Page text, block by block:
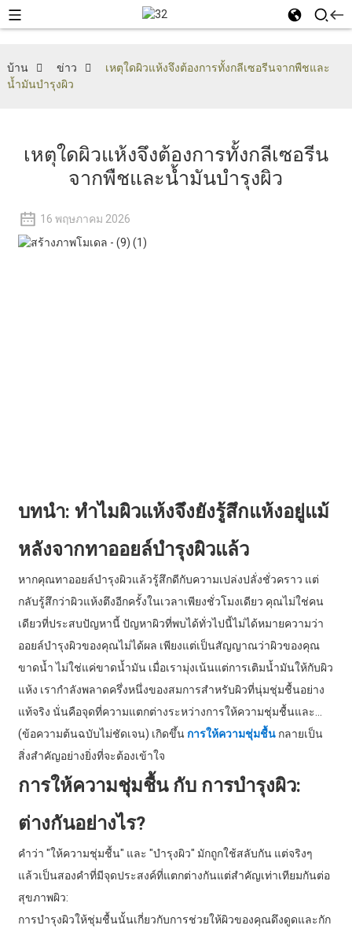
บ้าน ข่าว
เหตุใดผิวแห้งจึงต้องการทั้งกลีเซอรีนจากพืชและ
น้ำมันบำรุงผิว
เหตุใดผิวแห้งจึงต้องการทั้งกลีเซอรีน
จากพืชและน้ำมันบำรุงผิว
16 พฤษภาคม 2026
บทนำ: ทำไมผิวแห้งจึงยังรู้สึกแห้งอยู่แม้
หลังจากทาออยล์บำรุงผิวแล้ว
หากคุณทาออยล์บำรุงผิวแล้วรู้สึกดีกับความเปล่งปลั่งชั่วคราว แต่
กลับรู้สึกว่าผิวแห้งตึงอีกครั้งในเวลาเพียงชั่วโมงเดียว คุณไม่ใช่คน
เดียวที่ประสบปัญหานี้ ปัญหาผิวที่พบได้ทั่วไปนี้ไม่ได้หมายความว่า
ออยล์บำรุงผิวของคุณไม่ได้ผล เพียงแต่เป็นสัญญาณว่าผิวของคุณ
ขาดน้ำ ไม่ใช่แค่ขาดน้ำมัน เมื่อเรามุ่งเน้นแต่การเติมน้ำมันให้กับผิว
แห้ง เรากำลังพลาดครึ่งหนึ่งของสมการสำหรับผิวที่นุ่มชุ่มชื้นอย่าง
แท้จริง นั่นคือจุดที่ความแตกต่างระหว่างการให้ความชุ่มชื้นและ...
(ข้อความต้นฉบับไม่ชัดเจน) เกิดขึ้นการให้ความชุ่มชื้นกลายเป็น
สิ่งสำคัญอย่างยิ่งที่จะต้องเข้าใจ
การให้ความชุ่มชื้น กับ การบำรุงผิว:
ต่างกันอย่างไร?
คำว่า "ให้ความชุ่มชื้น" และ "บำรุงผิว" มักถูกใช้สลับกัน แต่จริงๆ
แล้วเป็นสองคำที่มีจุดประสงค์ที่แตกต่างกันแต่สำคัญเท่าเทียมกันต่อ
สุขภาพผิว:
การบำรุงผิวให้ชุ่มชื้นนั้นเกี่ยวกับการช่วยให้ผิวของคุณดึงดูดและกัก